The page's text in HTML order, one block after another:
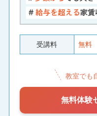
受講料 無料
教室でも
無料体験